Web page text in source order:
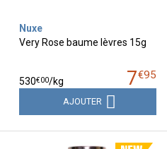
Nuxe
Very Rose baume lèvres 15g
7€95
530€00/kg
AJOUTER